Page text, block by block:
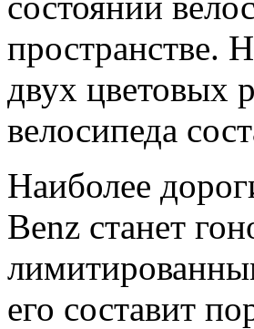
пространстве.
двух цветовых
велосипеда
Наиболее
Benz станет
его составит